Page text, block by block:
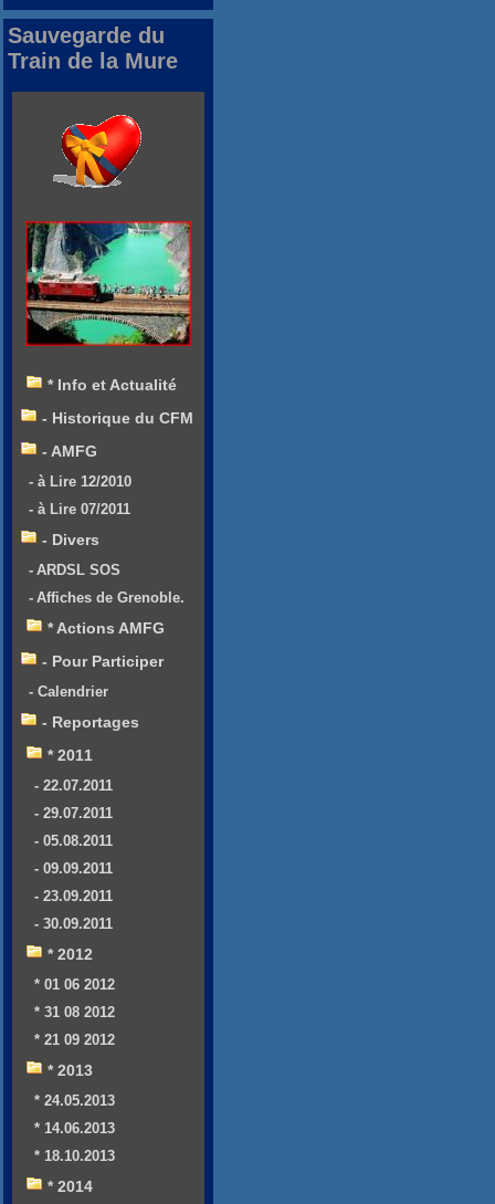
Sauvegarde du
Train de la Mure
* Info et Actualité
- Historique du CFM
- AMFG
- à Lire 12/2010
- à Lire 07/2011
- Divers
- ARDSL SOS
- Affiches de Grenoble.
* Actions AMFG
- Pour Participer
- Calendrier
- Reportages
* 2011
- 22.07.2011
- 29.07.2011
- 05.08.2011
- 09.09.2011
- 23.09.2011
- 30.09.2011
* 2012
* 01 06 2012
* 31 08 2012
* 21 09 2012
* 2013
* 24.05.2013
* 14.06.2013
* 18.10.2013
* 2014